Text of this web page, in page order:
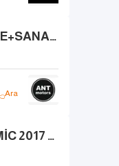
HATASIZ 2020 AUDI E-TRON 55 QUATTRO S LINE+SANAL AYNA+SOĞUTMA FL
Ara
SETAY OTOMOBİL'DEN AUDİ A4 1.4TFSI DYNAMİC 2017 OTOMATİK/SUNROOF